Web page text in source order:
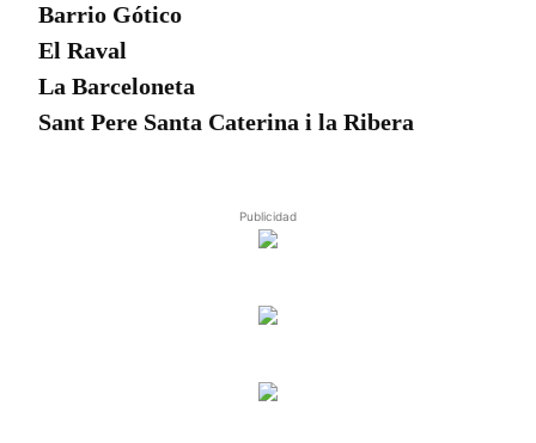
Barrio Gótico
El Raval
La Barceloneta
Sant Pere Santa Caterina i la Ribera
Publicidad